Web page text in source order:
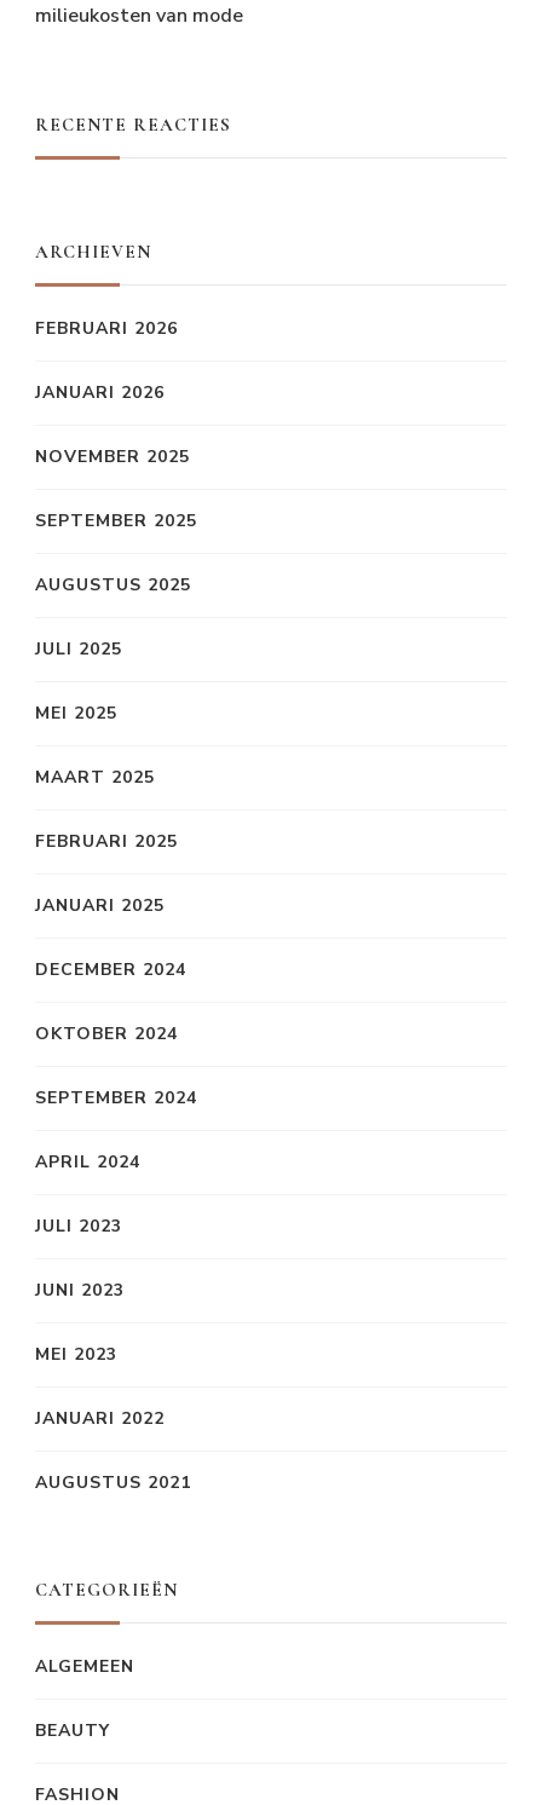
milieukosten van mode
RECENTE REACTIES
ARCHIEVEN
FEBRUARI 2026
JANUARI 2026
NOVEMBER 2025
SEPTEMBER 2025
AUGUSTUS 2025
JULI 2025
MEI 2025
MAART 2025
FEBRUARI 2025
JANUARI 2025
DECEMBER 2024
OKTOBER 2024
SEPTEMBER 2024
APRIL 2024
JULI 2023
JUNI 2023
MEI 2023
JANUARI 2022
AUGUSTUS 2021
CATEGORIEËN
ALGEMEEN
BEAUTY
FASHION